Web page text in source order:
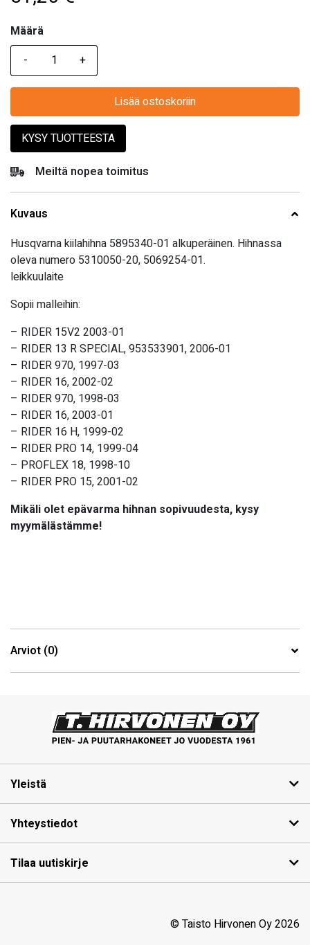
Määrä
Määrä
Lisää ostoskoriin
KYSY TUOTTEESTA
Meiltä nopea toimitus
Kuvaus
Husqvarna kiilahihna 5895340-01 alkuperäinen. Hihnassa
oleva numero 5310050-20, 5069254-01.
leikkuulaite
Sopii malleihin:
– RIDER 15V2 2003-01
– RIDER 13 R SPECIAL, 953533901, 2006-01
– RIDER 970, 1997-03
– RIDER 16, 2002-02
– RIDER 970, 1998-03
– RIDER 16, 2003-01
– RIDER 16 H, 1999-02
– RIDER PRO 14, 1999-04
– PROFLEX 18, 1998-10
– RIDER PRO 15, 2001-02
Mikäli olet epävarma hihnan sopivuudesta, kysy
myymälästämme!
Arviot (0)
Yleistä
Yhteystiedot
Tilaa uutiskirje
© Taisto Hirvonen Oy 2026